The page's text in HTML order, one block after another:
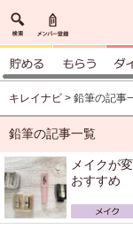
キレイナビ > 鉛筆の記事
鉛筆の記事一覧
メイクが
おすすめ